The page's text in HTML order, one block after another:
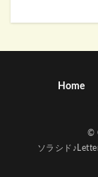
Home
©
ソラシド